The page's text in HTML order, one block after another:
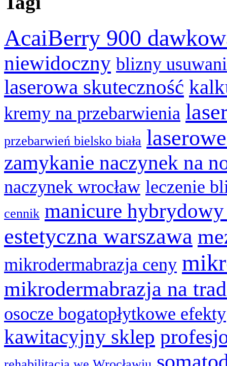
AcaiBerry 900
niewidoczny blizny
laserowa skuteczność
kremy na przebarwienia
przebarwień bielsko biała
zamykanie naczynek na
naczynek wrocław leczenie
cennik manicure
estetyczna warszawa
mikrodermabrazja ceny
mikrodermabrazja na
osocze bogatopłytkowe efekty
kawitacyjny sklep